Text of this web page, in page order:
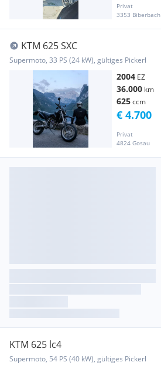
Privat
3353 Biberbach
KTM 625 SXC
Supermoto, 33 PS (24 kW), gültiges Pickerl
2004 EZ
36.000 km
625ccm
Privat
4824 Gosau
€ 4.700
KTM 625 lc4
Supermoto, 54 PS (40 kW), gültiges Pickerl